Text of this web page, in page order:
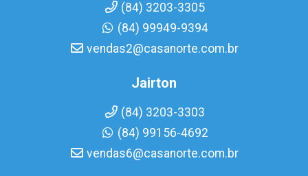
(84) 3203-3305
(84) 99949-9394
vendas2@casanorte.com.br
Jairton
(84) 3203-3303
(84) 99156-4692
vendas6@casanorte.com.br